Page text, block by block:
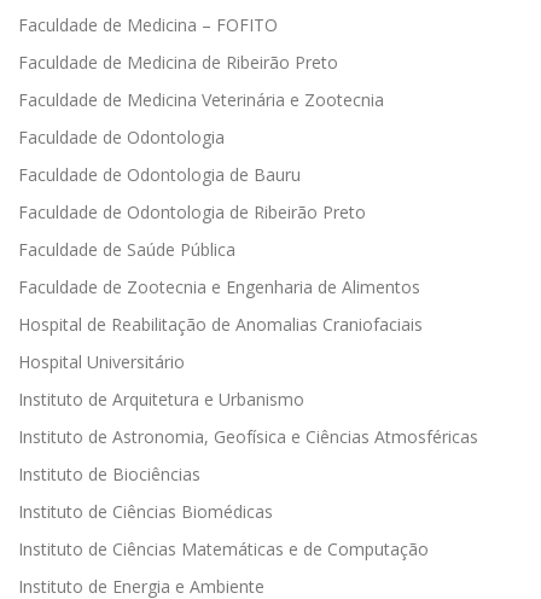
Faculdade de Medicina – FOFITO
Faculdade de Medicina de Ribeirão Preto
Faculdade de Medicina Veterinária e Zootecnia
Faculdade de Odontologia
Faculdade de Odontologia de Bauru
Faculdade de Odontologia de Ribeirão Preto
Faculdade de Saúde Pública
Faculdade de Zootecnia e Engenharia de Alimentos
Hospital de Reabilitação de Anomalias Craniofaciais
Hospital Universitário
Instituto de Arquitetura e Urbanismo
Instituto de Astronomia, Geofísica e Ciências Atmosféricas
Instituto de Biociências
Instituto de Ciências Biomédicas
Instituto de Ciências Matemáticas e de Computação
Instituto de Energia e Ambiente